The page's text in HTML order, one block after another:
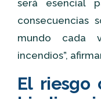
será esencial
consecuencias
mundo cada
incendios”,
El riesgo